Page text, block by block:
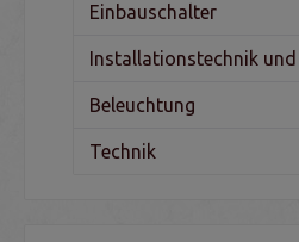
Einbauschalter
Installationstechnik
Beleuchtung
Technik